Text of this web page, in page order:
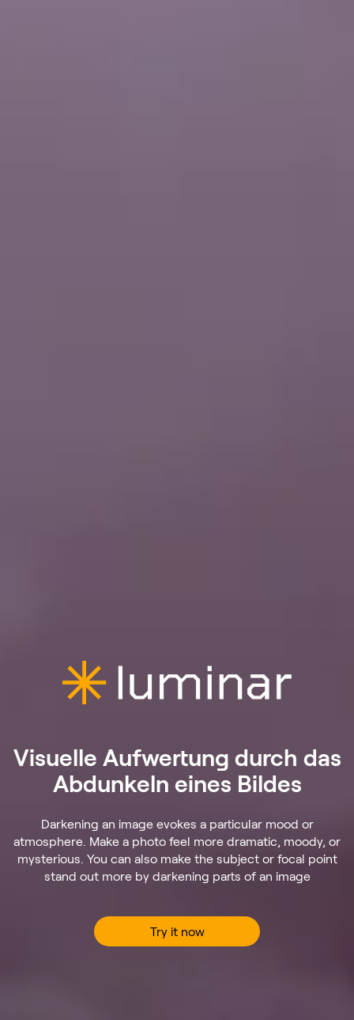
Visuelle Aufwertung durch das
Abdunkeln eines Bildes
Darkening an image evokes a particular mood or
atmosphere. Make a photo feel more dramatic, moody, or
mysterious. You can also make the subject or focal point
stand out more by darkening parts of an image
Try it now